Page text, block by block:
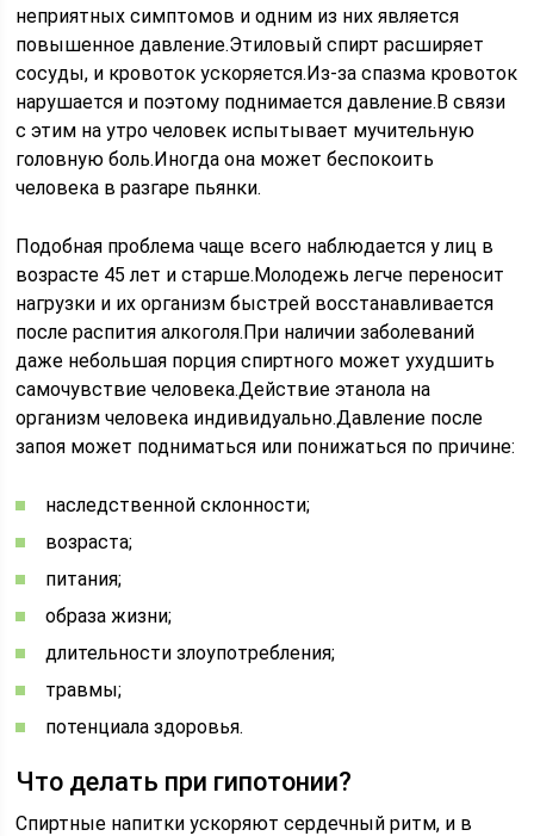
неприятных симптомов и одним из них является
повышенное давление.Этиловый спирт расширяет
сосуды, и кровоток ускоряется.Из-за спазма кровоток
нарушается и поэтому поднимается давление.В связи
с этим на утро человек испытывает мучительную
головную боль.Иногда она может беспокоить
человека в разгаре пьянки.
Подобная проблема чаще всего наблюдается у лиц в
возрасте 45 лет и старше.Молодежь легче переносит
нагрузки и их организм быстрей восстанавливается
после распития алкоголя.При наличии заболеваний
даже небольшая порция спиртного может ухудшить
самочувствие человека.Действие этанола на
организм человека индивидуально.Давление после
запоя может подниматься или понижаться по причине:
наследственной склонности;
возраста;
питания;
образа жизни;
длительности злоупотребления;
травмы;
потенциала здоровья.
Что делать при гипотонии?
Спиртные напитки ускоряют сердечный ритм, и в